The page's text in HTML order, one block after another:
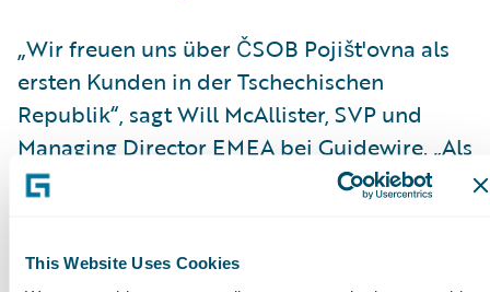
This Website Uses Cookies
„Wir freuen uns über ČSOB Pojišt'ovna als
ersten Kunden in der Tschechischen
Republik“, sagt Will McAllister, SVP und
Managing Director EMEA bei Guidewire. „Als
Universalversicherer bietet ČSOB komplexe
Größe mit dem Versprechen von bester